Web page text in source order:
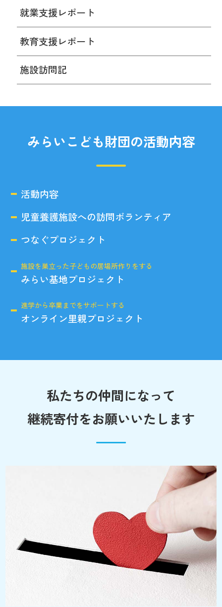
就業支援レポート
教育支援レポート
施設訪問記
みらいこども財団の活動内容
活動内容
児童養護施設への訪問ボランティア
つなぐプロジェクト
施設を巣立った子どもの居場所作りをする
みらい基地プロジェクト
進学から卒業までをサポートする
オンライン里親プロジェクト
私たちの仲間になって
継続寄付をお願いいたします